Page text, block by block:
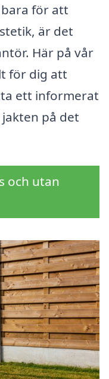
för att
är det
Här på vår
för dig att
ett informerat
på det
och utan